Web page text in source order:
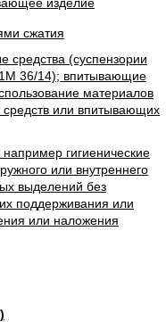
сжатия
средства (суспензории
36/14); впитывающие
материалов
средств или впитывающих
гигиенические
или внутреннего
выделений без
поддерживания или
или наложения